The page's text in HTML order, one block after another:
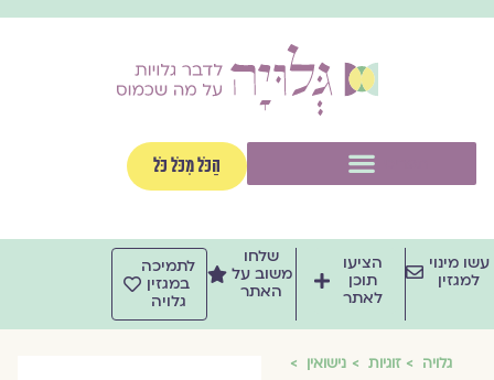
הַכֹּל מִכֹּל כֹּל
מינוי
למגזין
הציעו
תוכן
לאתר
שלחו
משוב על
האתר
לתמיכה
במגזין
גלויה
גלויה זוגיות נישואין